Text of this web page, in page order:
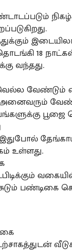
18
வந்தது.
வேண்டும்
அனைவரும்
பூஜை
உள்ளது.
பண்டிகை
உற்சாகத்துடன்